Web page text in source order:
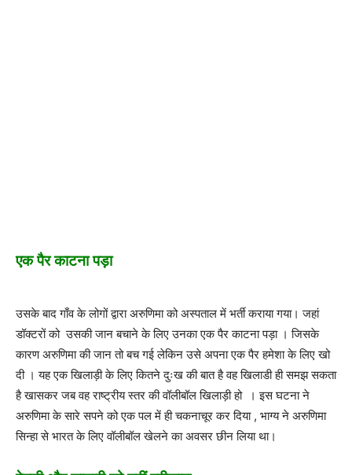
एक पैर काटना पड़ा
उसके बाद गाँव के लोगों द्वारा अरुणिमा को अस्पताल में भर्ती कराया गया। जहां
डॉक्टरों को उसकी जान बचाने के लिए उनका एक पैर काटना पड़ा । जिसके
कारण अरुणिमा की जान तो बच गई लेकिन उसे अपना एक पैर हमेशा के लिए खो
दी । यह एक खिलाड़ी के लिए कितने दुःख की बात है वह खिलाडी ही समझ सकता
है खासकर जब वह राष्ट्रीय स्तर की वॉलीबॉल खिलाड़ी हो । इस घटना ने
अरुणिमा के सारे सपने को एक पल में ही चकनाचूर कर दिया , भाग्य ने अरुणिमा
सिन्हा से भारत के लिए वॉलीबॉल खेलने का अवसर छीन लिया था।